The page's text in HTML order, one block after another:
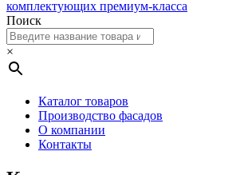
комплектующих премиум-класса
Поиск
×
Каталог товаров
Производство фасадов
О компании
Контакты